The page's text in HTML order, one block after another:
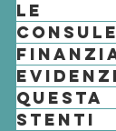
questa
stenti